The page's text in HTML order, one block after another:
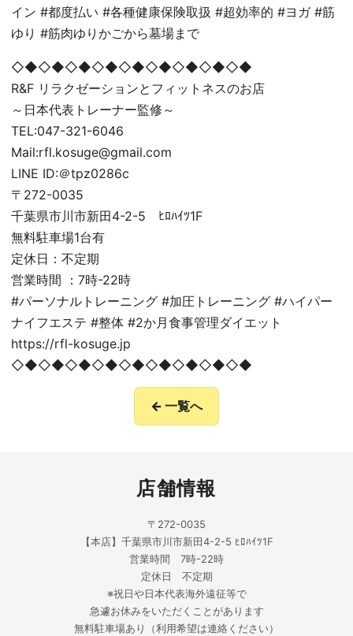
イン #都度払い #各種健康保険取扱 #超効率的 #ヨガ #筋
ゆり #筋肉ゆりかごから墓場まで
◇◆◇◆◇◆◇◆◇◆◇◆◇◆◇◆◇◆
R&F リラクゼーションとフィットネスのお店
～日本代表トレーナー監修～
TEL:047-321-6046
Mail:rfl.kosuge@gmail.com
LINE ID:＠tpz0286c
〒272-0035
千葉県市川市新田4-2-5 ﾋﾛﾊｲﾂ1F
無料駐車場1台有
定休日：不定期
営業時間 ：7時-22時
#パーソナルトレーニング #加圧トレーニング #ハイパー
ナイフエステ #整体 #2か月食事管理ダイエット
https://rfl-kosuge.jp
◇◆◇◆◇◆◇◆◇◆◇◆◇◆◇◆◇◆
← 一覧へ
店舗情報
〒272-0035
【本店】千葉県市川市新田4-2-5 ﾋﾛﾊｲﾂ1F
営業時間 7時-22時
定休日 不定期
※祝日や日本代表海外遠征等で
急遽お休みをいただくことがあります
無料駐車場あり（利用希望は連絡ください）